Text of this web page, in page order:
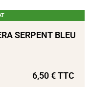
SERPENT BLEU
6,50€TTC